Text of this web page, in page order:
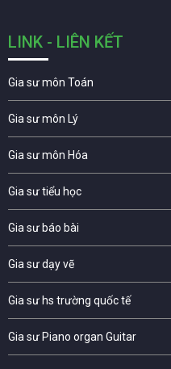
LINK - LIÊN KẾT
Gia sư môn Toán
Gia sư môn Lý
Gia sư môn Hóa
Gia sư tiểu học
Gia sư báo bài
Gia sư dạy vẽ
Gia sư hs trường quốc tế
Gia sư Piano organ Guitar